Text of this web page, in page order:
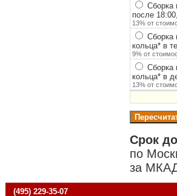
Сборка
после
13% от
Сборка
кольца*в
9% от
Сборка
кольца*в
13% от
Срок
по
за
(495) 229-35-07